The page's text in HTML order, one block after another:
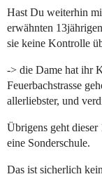
Hast Du weiterhin
erwähnten
sie keine Kontrolle
-> die Dame hat ihr
Feuerbachstrasse
allerliebster, und
Übrigens geht
eine Sonderschule.
Das ist sicherlich